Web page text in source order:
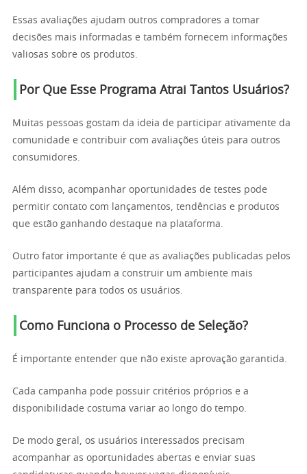
Essas avaliações ajudam outros compradores a tomar
decisões mais informadas e também fornecem informações
valiosas sobre os produtos.
Por Que Esse Programa Atrai Tantos Usuários?
Muitas pessoas gostam da ideia de participar ativamente da
comunidade e contribuir com avaliações úteis para outros
consumidores.
Além disso, acompanhar oportunidades de testes pode
permitir contato com lançamentos, tendências e produtos
que estão ganhando destaque na plataforma.
Outro fator importante é que as avaliações publicadas pelos
participantes ajudam a construir um ambiente mais
transparente para todos os usuários.
Como Funciona o Processo de Seleção?
É importante entender que não existe aprovação garantida.
Cada campanha pode possuir critérios próprios e a
disponibilidade costuma variar ao longo do tempo.
De modo geral, os usuários interessados precisam
acompanhar as oportunidades abertas e enviar suas